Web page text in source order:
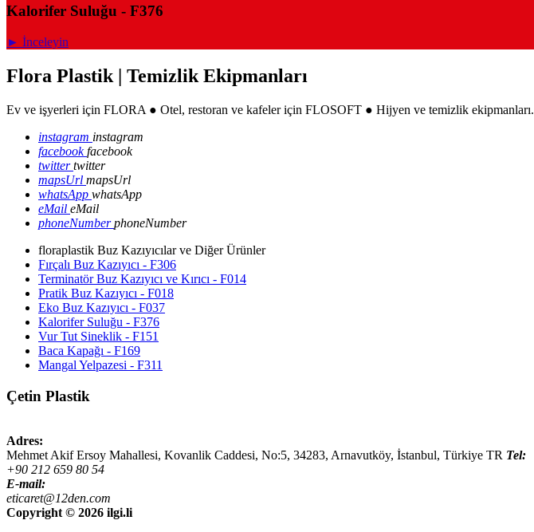
Kalorifer Suluğu - F376
► İnceleyin
Flora Plastik | Temizlik Ekipmanları
Ev ve işyerleri için FLORA ● Otel, restoran ve kafeler için FLOSOFT ● Hijyen ve temizlik ekipmanları.
instagram instagram
facebookfacebook
twittertwitter
mapsUrl mapsUrl
whatsApp whatsApp
eMail eMail
phoneNumberphoneNumber
floraplastik Buz Kazıyıcılar ve Diğer Ürünler
Fırçalı Buz Kazıyıcı - F306
Terminatör Buz Kazıyıcı ve Kırıcı - F014
Pratik Buz Kazıyıcı - F018
Eko Buz Kazıyıcı - F037
Kalorifer Suluğu - F376
Vur Tut Sineklik - F151
Baca Kapağı - F169
Mangal Yelpazesi - F311
Çetin Plastik
Adres:
Mehmet Akif Ersoy Mahallesi, Kovanlik Caddesi, No:5, 34283, Arnavutköy, İstanbul, Türkiye TR Tel:
+90 212 659 80 54
E-mail:
eticaret@12den.com
Copyright © 2026 ilgi.li